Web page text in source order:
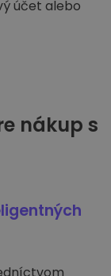
účet alebo
nákup s